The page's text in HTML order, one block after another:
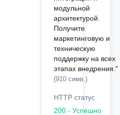
модульной
архитектурой.
Получите
маркетинговую и
техническую
поддержку на всех
этапах внедрения."
(910 симв.)
HTTP статус
200 - Успешно